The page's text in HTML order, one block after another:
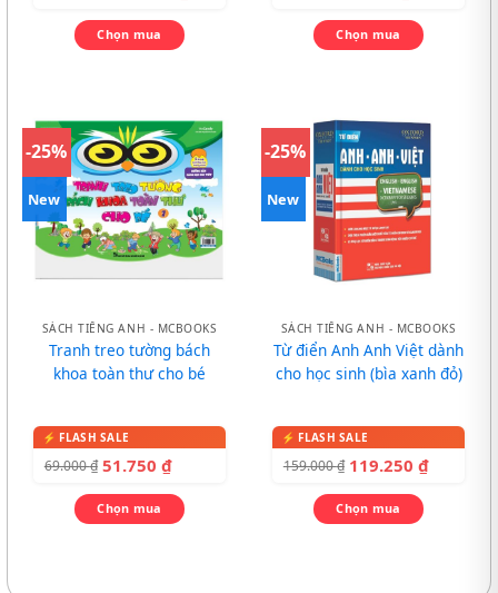
Chọn mua Chọn mua
-25%
New
SÁCH TIẾNG ANH - MCBOOKS
Tranh treo tường bách
khoa toàn thư cho bé
69.000₫ 51.750 ₫
Chọn mua
-25%
New
SÁCH TIẾNG ANH - MCBOOKS
Từ điển Anh Anh Việt dành
cho học sinh (bìa xanh đỏ)
159.000₫ 119.250 ₫
Chọn mua